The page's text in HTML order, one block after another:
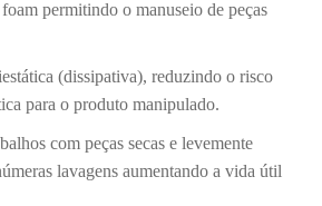
permitindo o manuseio de peças
(dissipativa), reduzindo o risco
para o produto manipulado.
com peças secas e levemente
lavagens aumentando a vida útil